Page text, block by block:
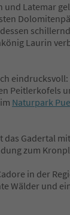
und Latemar
Laurin
eindrucksvoll:
Peitlerkofels
Naturpark
das Gadertal
zum
in der
Wälder und